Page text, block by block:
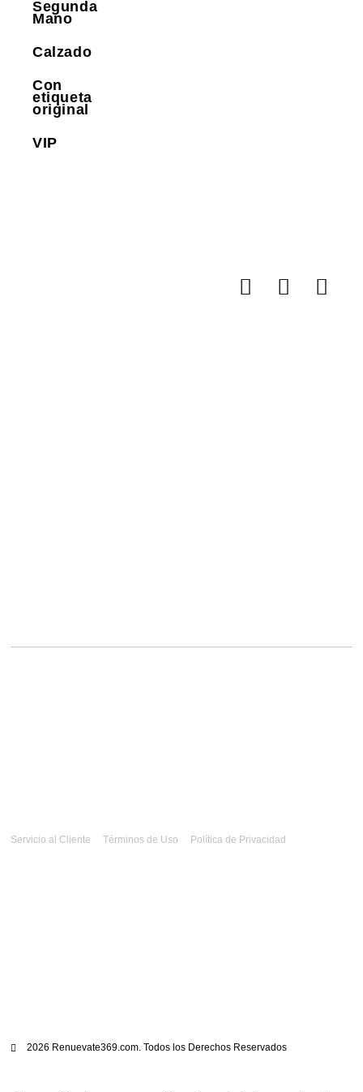
Segunda
Mano
Calzado
Con
etiqueta
original
VIP
2026 Renuevate369.com. Todos los Derechos Reservados
Servicio al Cliente Términos de Uso Política de Privacidad